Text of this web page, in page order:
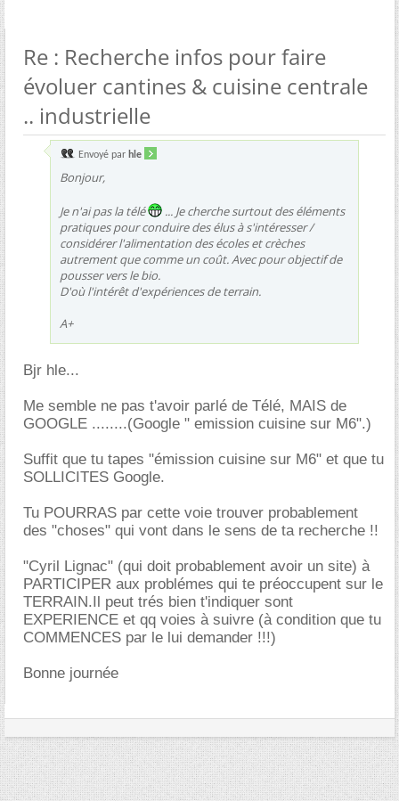
Re : Recherche infos pour faire
évoluer cantines & cuisine centrale
.. industrielle
Envoyé par hle
Bonjour,
Je n'ai pas la télé
... Je cherche surtout des éléments
pratiques pour conduire des élus à s'intéresser /
considérer l'alimentation des écoles et crèches
autrement que comme un coût. Avec pour objectif de
pousser vers le bio.
D'où l'intérêt d'expériences de terrain.
A+
Bjr hle...
Me semble ne pas t'avoir parlé de Télé, MAIS de
GOOGLE ........(Google " emission cuisine sur M6".)
Suffit que tu tapes "émission cuisine sur M6" et que tu
SOLLICITES Google.
Tu POURRAS par cette voie trouver probablement
des "choses" qui vont dans le sens de ta recherche !!
"Cyril Lignac" (qui doit probablement avoir un site) à
PARTICIPER aux problémes qui te préoccupent sur le
TERRAIN.Il peut trés bien t'indiquer sont
EXPERIENCE et qq voies à suivre (à condition que tu
COMMENCES par le lui demander !!!)
Bonne journée